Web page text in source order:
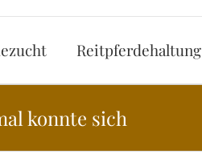
Reitpferdehaltung
konnte sich